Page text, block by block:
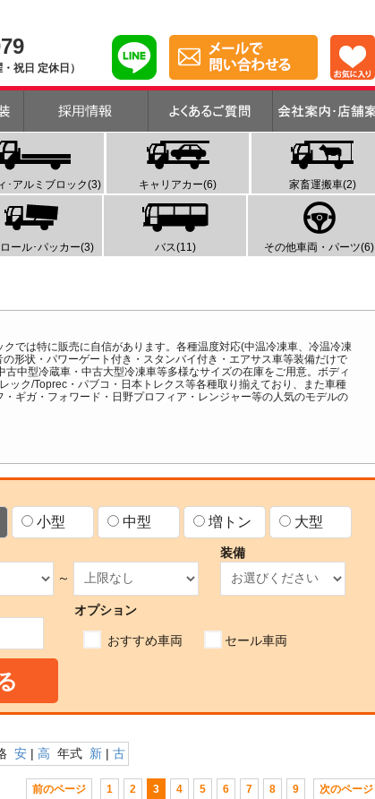
祝日 定休日）
･アルミブロック(3) キャリアカー(6) 家畜運搬車(2)
ール･パッカー(3) バス(11) その他車両・パーツ(6)
では特に販売に自信があります。各種温度対応(中温冷凍車、冷温冷凍
形状・パワーゲート付き・スタンバイ付き・エアサス車等装備だけで
中型冷蔵車・中古大型冷凍車等多様なサイズの在庫をご用意。ボディ
ック/Toprec・パブコ・日本トレクス等各種取り揃えており、また車種
ギガ・フォワード・日野プロフィア・レンジャー等の人気のモデルの
小型 中型 増トン 大型
～
装備
オプション
おすすめ車両 セール車両
安 | 高 年式 新 | 古
前のページ 1 2 3 4 5 6 7 8 9 次のページ